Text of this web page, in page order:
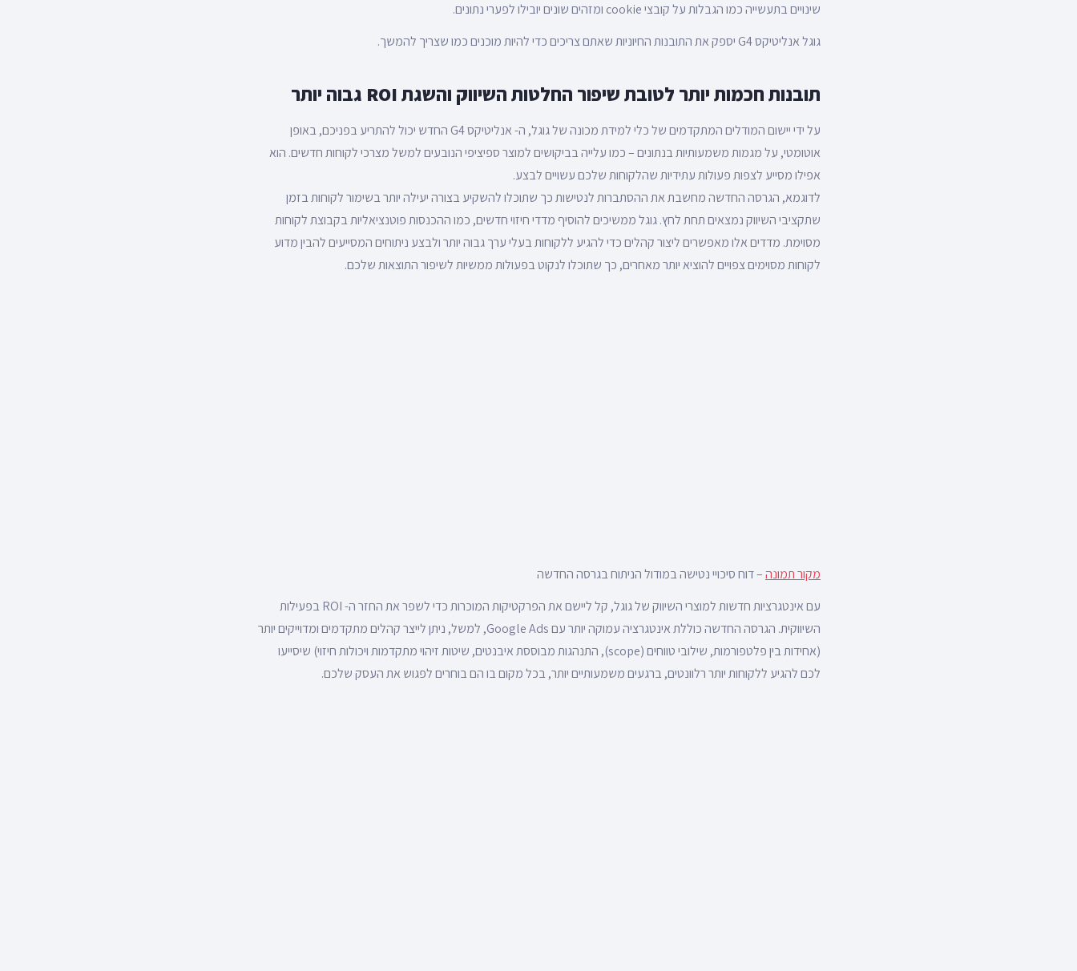
שינויים בתעשייה כמו הגבלות על קובצי cookie ומזהים שונים יובילו לפערי נתונים.
גוגל אנליטיקס G4 יספק את התובנות החיוניות שאתם צריכים כדי להיות מוכנים כמו שצריך להמשך.
תובנות חכמות יותר לטובת שיפור החלטות השיווק והשגת ROI גבוה יותר
על ידי יישום המודלים המתקדמים של כלי למידת מכונה של גוגל, ה- אנליטיקס G4 החדש יכול להתריע בפניכם, באופן
אוטומטי, על מגמות משמעותיות בנתונים – כמו עלייה בביקושים למוצר ספיציפי הנובעים למשל מצרכי לקוחות חדשים. הוא
אפילו מסייע לצפות פעולות עתידיות שהלקוחות שלכם עשויים לבצע.
לדוגמא, הגרסה החדשה מחשבת את ההסתברות לנטישות כך שתוכלו להשקיע בצורה יעילה יותר בשימור לקוחות בזמן
שתקציבי השיווק נמצאים תחת לחץ. גוגל ממשיכים להוסיף מדדי חיזוי חדשים, כמו ההכנסות פוטנציאליות בקבוצת לקוחות
מסוימת. מדדים אלו מאפשרים ליצור קהלים כדי להגיע ללקוחות בעלי ערך גבוה יותר ולבצע ניתוחים המסייעים להבין מדוע
לקוחות מסוימים צפויים להוציא יותר מאחרים, כך שתוכלו לנקוט בפעולות ממשיות לשיפור התוצאות שלכם.
מקור תמונה– דוח סיכויי נטישה במודול הניתוח בגרסה החדשה
עם אינטגרציות חדשות למוצרי השיווק של גוגל, קל ליישם את הפרקטיקות המוכרות כדי לשפר את החזר ה- ROI בפעילות
השיווקית. הגרסה החדשה כוללת אינטגרציה עמוקה יותר עם Google Ads, למשל, ניתן לייצר קהלים מתקדמים ומדוייקים יותר
(אחידות בין פלטפורמות, שילובי טווחים (scope), התנהגות מבוססת איבנטים, שיטות זיהוי מתקדמות ויכולות חיזוי) שיסייעו
לכם להגיע ללקוחות יותר רלוונטים, ברגעים משמעותיים יותר, בכל מקום בו הם בוחרים לפגוש את העסק שלכם.